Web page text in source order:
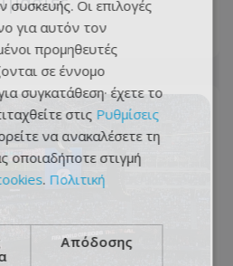
συσκευής. Οι επιλογές
για αυτόν τον
προμηθευτές
σε έννομο
συγκατάθεση· έχετε το
στις Ρυθμίσεις
να ανακαλέσετε τη
οποιαδήποτε στιγμή
. Πολιτική
Απόδοσης